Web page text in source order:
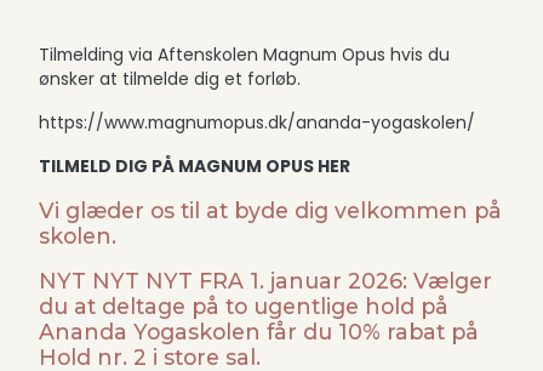
Tilmelding via Aftenskolen Magnum Opus hvis du
ønsker at tilmelde dig et forløb.
https://www.magnumopus.dk/ananda-yogaskolen/
TILMELD DIG PÅ MAGNUM OPUS HER
Vi glæder os til at byde dig velkommen på
skolen.
NYT NYT NYT FRA 1. januar 2026: Vælger
du at deltage på to ugentlige hold på
Ananda Yogaskolen får du 10% rabat på
Hold nr. 2 i store sal.